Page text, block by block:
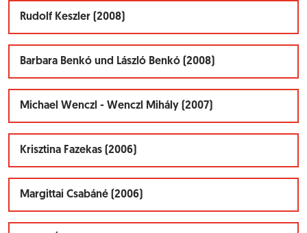
Rudolf Keszler (2008)
Barbara Benkó und László Benkó (2008)
Michael Wenczl - Wenczl Mihály (2007)
Krisztina Fazekas (2006)
Margittai Csabáné (2006)